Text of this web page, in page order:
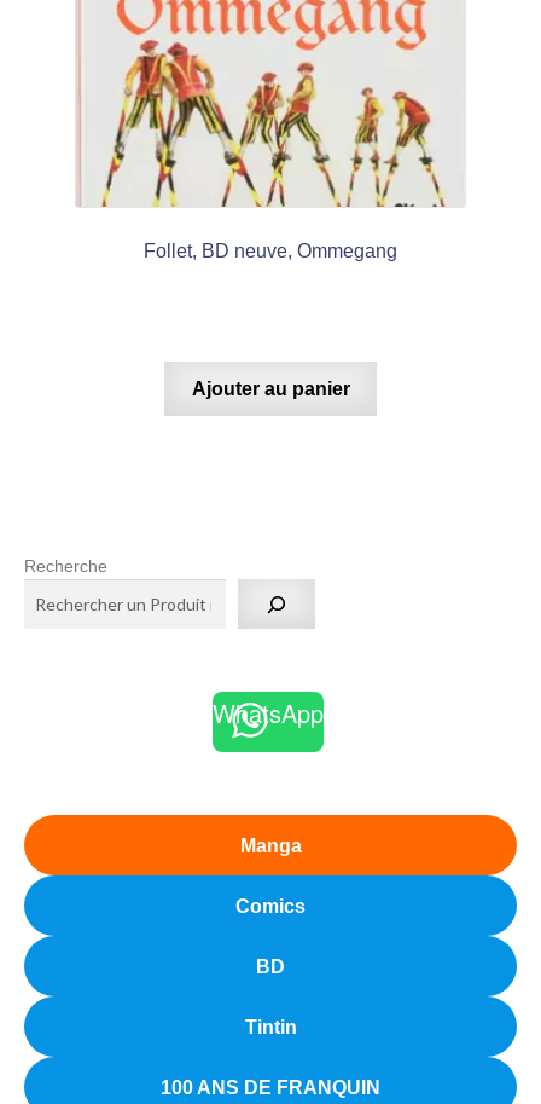
Follet, BD neuve, Ommegang
Ajouter au panier
Recherche
WhatsApp
Manga
Comics
BD
Tintin
100 ANS DE FRANQUIN